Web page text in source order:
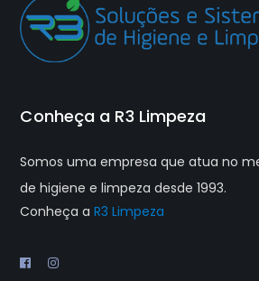
Conheça a R3 Limpeza
Somos uma empresa que atua no
de higiene e limpeza desde 1993.
Conheça aR3 Limpeza